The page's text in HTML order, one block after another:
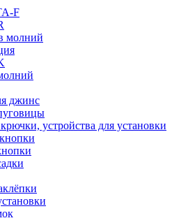
F
молний
джинс
устройства для установки